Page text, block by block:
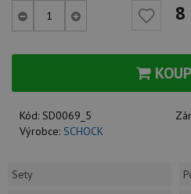
8
Kód: SD0069_5
Výrobce: SCHOCK
Sety